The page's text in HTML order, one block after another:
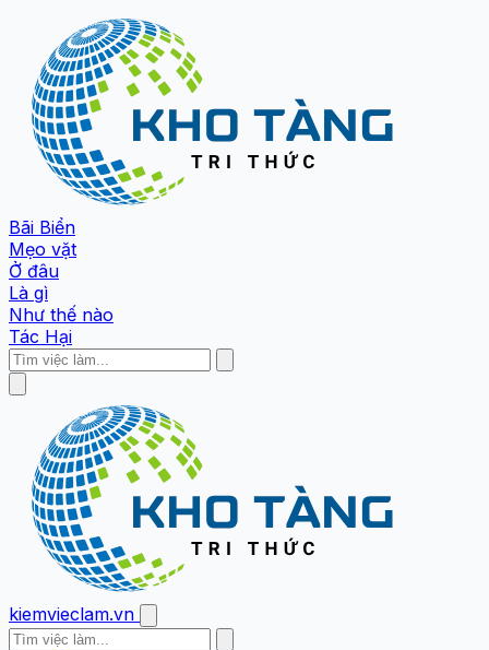
Bãi Biển
Mẹo vặt
Ở đâu
Là gì
Như thế nào
Tác Hại
kiemvieclam.vn